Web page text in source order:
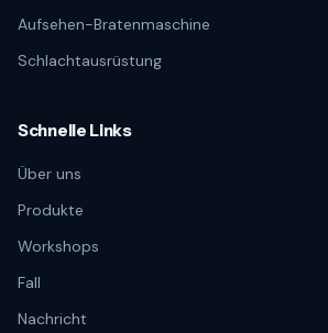
Aufsehen-Bratenmaschine
Schlachtausrüstung
Schnelle Links
Über uns
Produkte
Workshops
Fall
Nachricht